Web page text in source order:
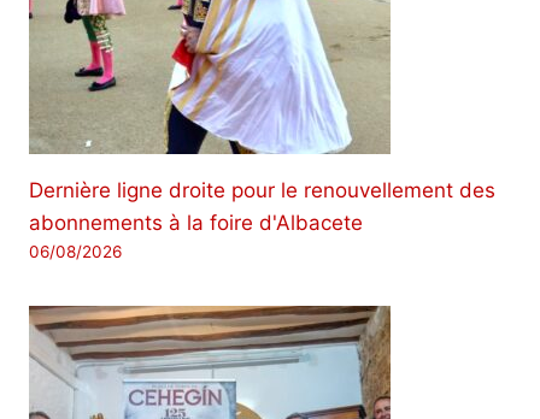
Dernière ligne droite pour le renouvellement des
abonnements à la foire d'Albacete
06/08/2026